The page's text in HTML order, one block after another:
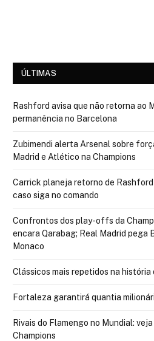
ÚLTIMAS
Rashford avisa que não retorna ao
permanência no Barcelona
Zubimendi alerta Arsenal sobre
Madrid e Atlético na Champions
Carrick planeja retorno de
caso siga no comando
Confrontos dos play-offs da
encara Qarabag; Real Madrid pega
Monaco
Clássicos mais repetidos na história
Fortaleza garantirá quantia
Rivais do Flamengo no Mundial:
Champions